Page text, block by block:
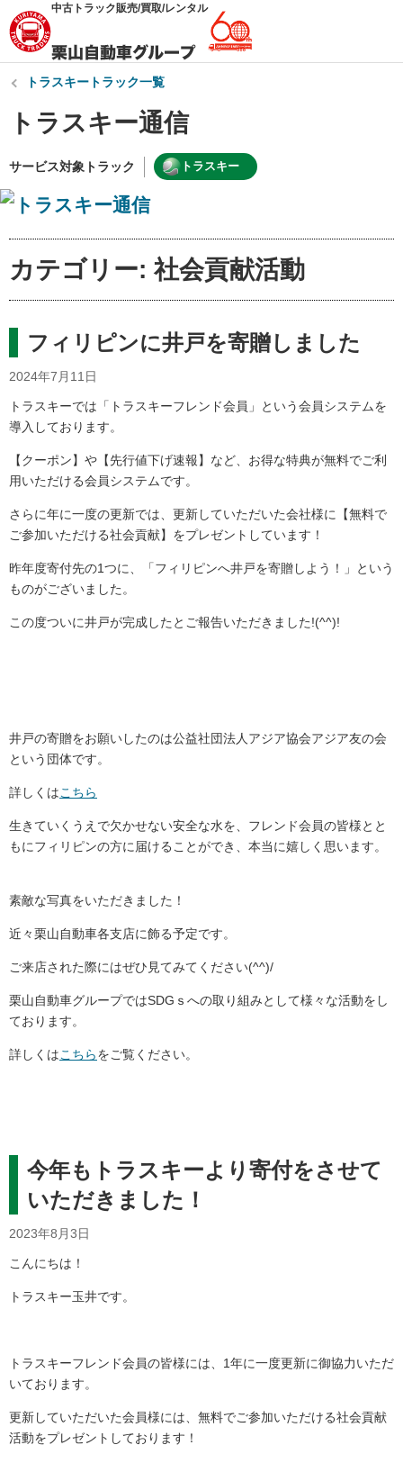
中古トラック販売/買取/レンタル
トラスキートラック一覧
トラスキー通信
サービス対象トラック トラスキー
カテゴリー: 社会貢献活動
フィリピンに井戸を寄贈しました
2024年7月11日
トラスキーでは「トラスキーフレンド会員」という会員システムを
導入しております。
【クーポン】や【先行値下げ速報】など、お得な特典が無料でご利
用いただける会員システムです。
さらに年に一度の更新では、更新していただいた会社様に【無料で
ご参加いただける社会貢献】をプレゼントしています！
昨年度寄付先の1つに、「フィリピンへ井戸を寄贈しよう！」という
ものがございました。
この度ついに井戸が完成したとご報告いただきました!(^^)!
井戸の寄贈をお願いしたのは公益社団法人アジア協会アジア友の会
という団体です。
詳しくはこちら
生きていくうえで欠かせない安全な水を、フレンド会員の皆様とと
もにフィリピンの方に届けることができ、本当に嬉しく思います。
素敵な写真をいただきました！
近々栗山自動車各支店に飾る予定です。
ご来店された際にはぜひ見てみてください(^^)/
栗山自動車グループではSDGｓへの取り組みとして様々な活動をし
ております。
詳しくはこちらをご覧ください。
今年もトラスキーより寄付をさせて
いただきました！
2023年8月3日
こんにちは！
トラスキー玉井です。
トラスキーフレンド会員の皆様には、1年に一度更新に御協力いただ
いております。
更新していただいた会員様には、無料でご参加いただける社会貢献
活動をプレゼントしております！